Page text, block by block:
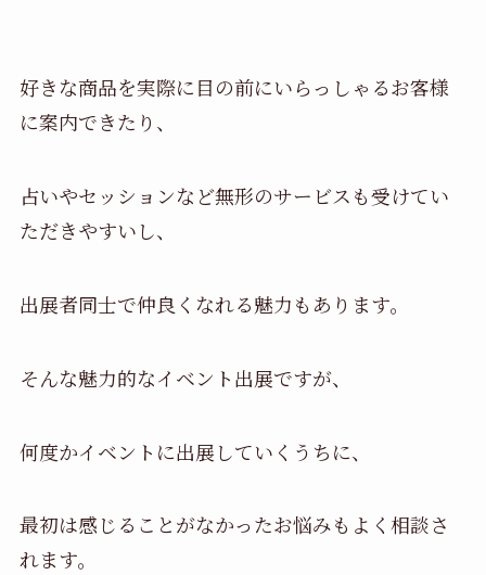
好きな商品を実際に目の前にいらっしゃるお客様
に案内できたり、
占いやセッションなど無形のサービスも受けてい
ただきやすいし、
出展者同士で仲良くなれる魅力もあります。
そんな魅力的なイベント出展ですが、
何度かイベントに出展していくうちに、
最初は感じることがなかったお悩みもよく相談さ
れます。